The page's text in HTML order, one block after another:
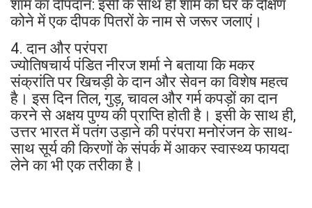
शाम का दीपदान: इसी के साथ ही शाम को घर के दक्षिण
कोने में एक दीपक पितरों के नाम से जरूर जलाएं।
4. दान और परंपरा
ज्योतिषचार्य पंडित नीरज शर्मा ने बताया कि मकर
संक्रांति पर खिचड़ी के दान और सेवन का विशेष महत्व
है। इस दिन तिल, गुड़, चावल और गर्म कपड़ों का दान
करने से अक्षय पुण्य की प्राप्ति होती है। इसी के साथ ही,
उत्तर भारत में पतंग उड़ाने की परंपरा मनोरंजन के साथ-
साथ सूर्य की किरणों के संपर्क में आकर स्वास्थ्य फायदा
लेने का भी एक तरीका है।